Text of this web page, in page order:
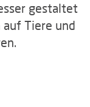
gestaltet
Tiere und